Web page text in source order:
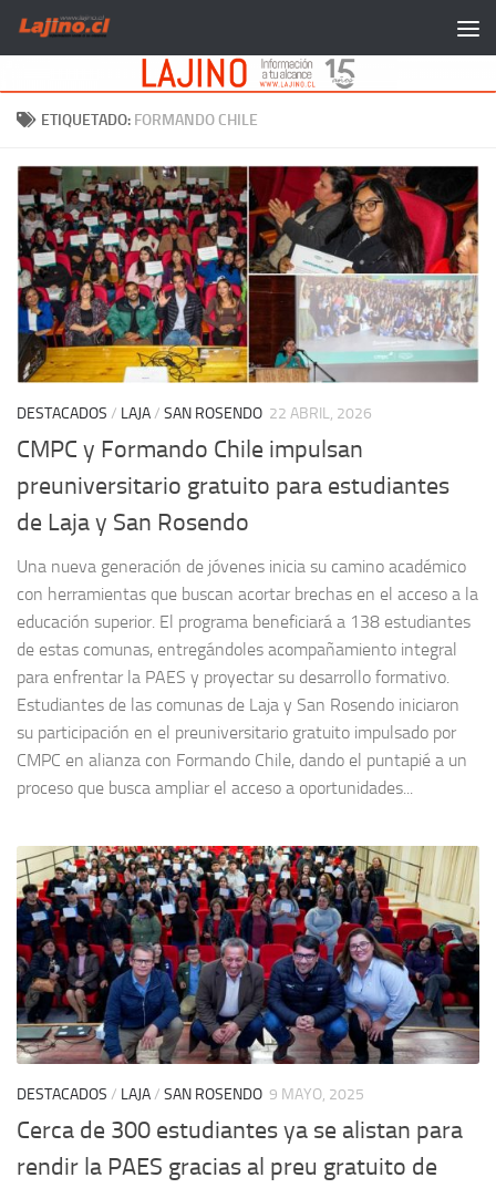
Saltar al contenido
ETIQUETADO: FORMANDO CHILE
DESTACADOS / LAJA/ SAN ROSENDO 22 ABRIL, 2026
CMPC y Formando Chile impulsan
preuniversitario gratuito para estudiantes
de Laja y San Rosendo
Una nueva generación de jóvenes inicia su camino académico
con herramientas que buscan acortar brechas en el acceso a la
educación superior. El programa beneficiará a 138 estudiantes
de estas comunas, entregándoles acompañamiento integral
para enfrentar la PAES y proyectar su desarrollo formativo.
Estudiantes de las comunas de Laja y San Rosendo iniciaron
su participación en el preuniversitario gratuito impulsado por
CMPC en alianza con Formando Chile, dando el puntapié a un
proceso que busca ampliar el acceso a oportunidades...
DESTACADOS / LAJA/ SAN ROSENDO 9 MAYO, 2025
Cerca de 300 estudiantes ya se alistan para
rendir la PAES gracias al preu gratuito de